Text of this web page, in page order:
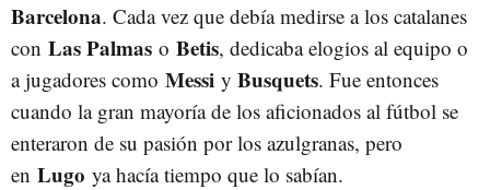
Barcelona. Cada vez que debía medirse a los catalanes
con Las Palmas o Betis, dedicaba elogios al equipo o
a jugadores como Messi y Busquets. Fue entonces
cuando la gran mayoría de los aficionados al fútbol se
enteraron de su pasión por los azulgranas, pero
en Lugo ya hacía tiempo que lo sabían.